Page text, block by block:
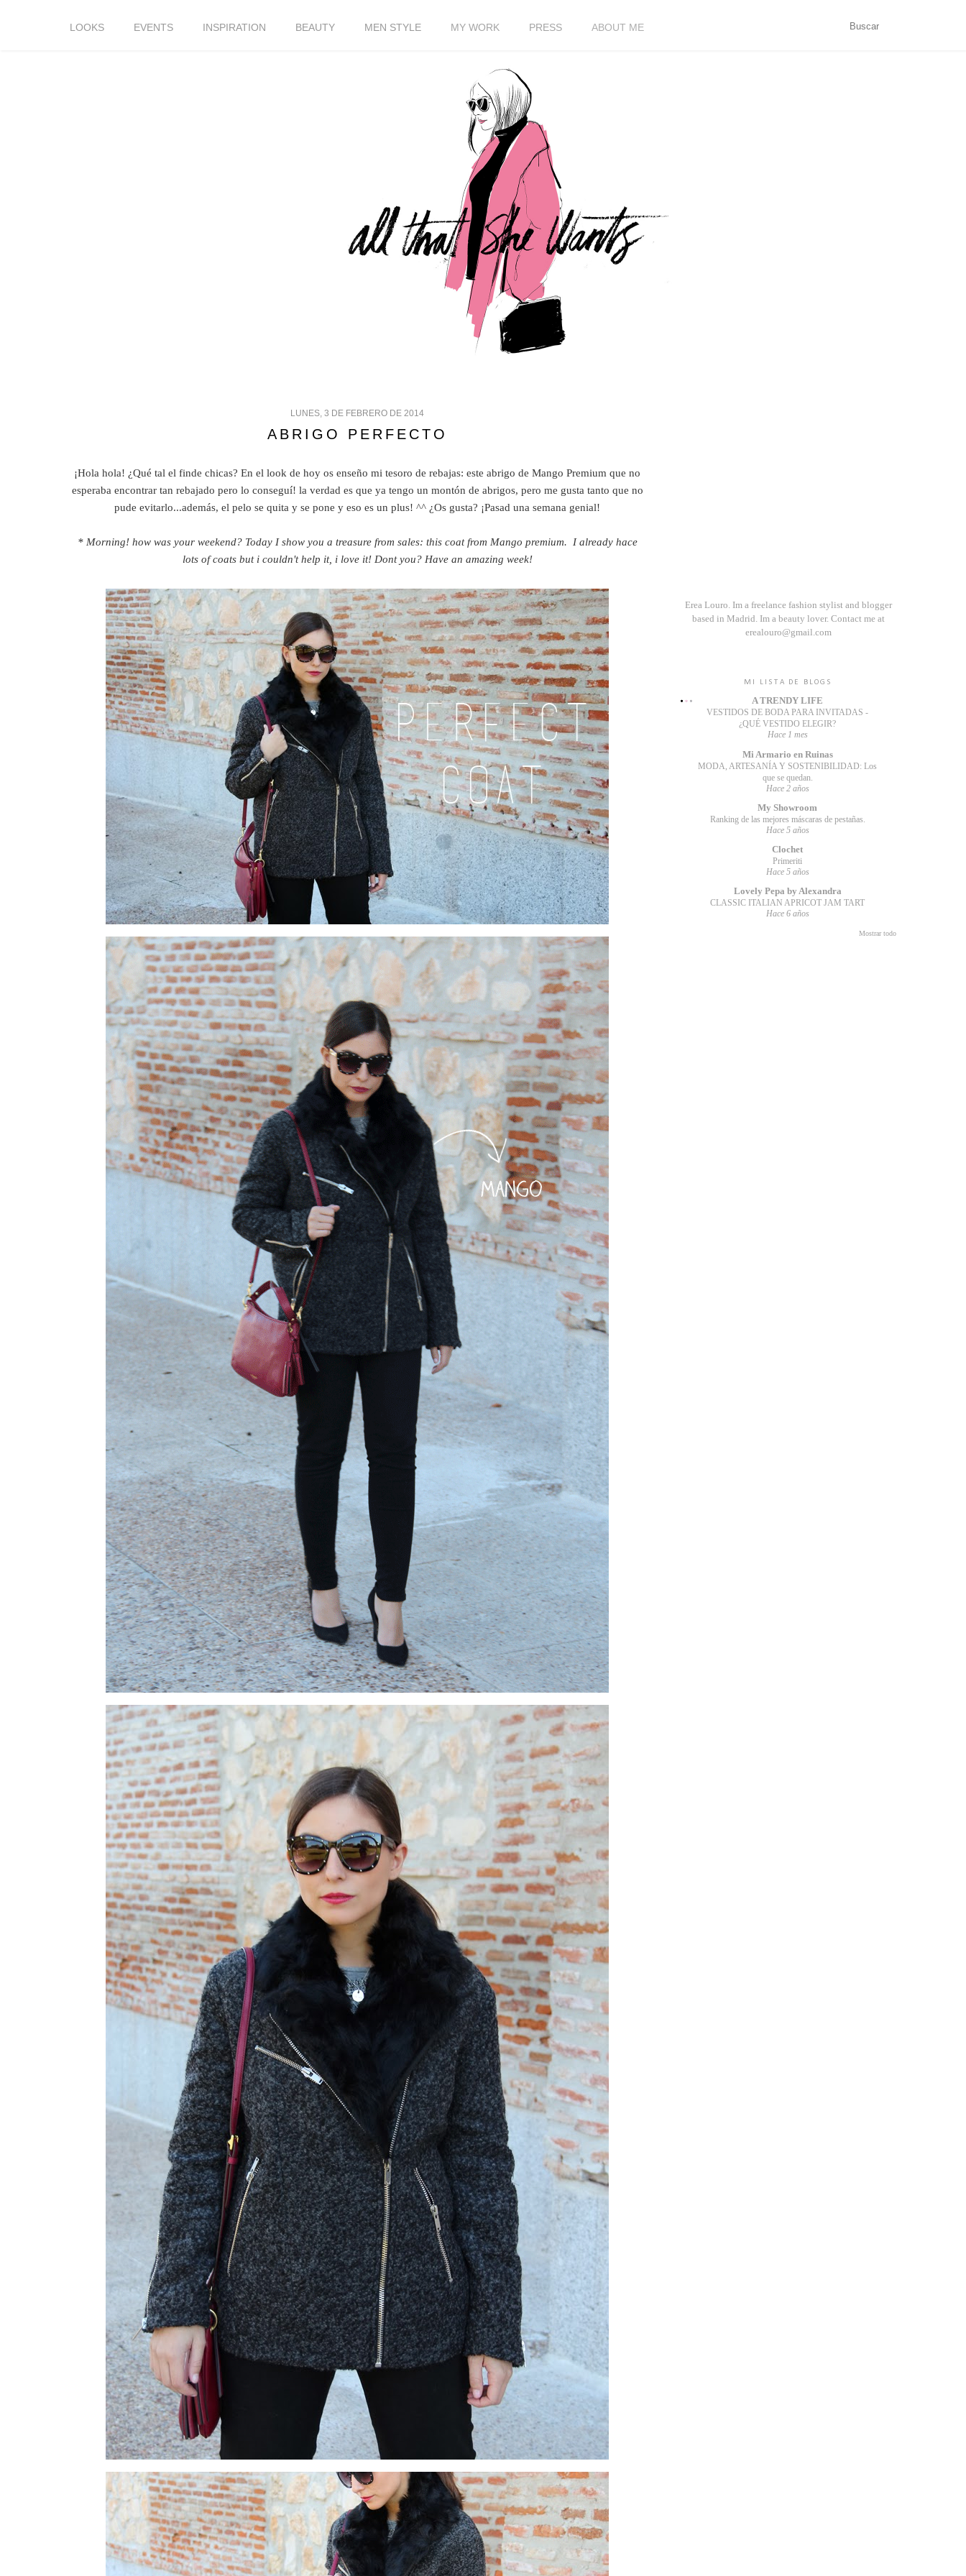
LOOKS EVENTS INSPIRATION BEAUTY MEN STYLE MY WORK PRESS ABOUT ME
LUNES, 3 DE FEBRERO DE 2014
ABRIGO PERFECTO
¡Hola hola! ¿Qué tal el finde chicas? En el look de hoy os enseño mi tesoro de rebajas: este abrigo de Mango Premium que no
esperaba encontrar tan rebajado pero lo conseguí! la verdad es que ya tengo un montón de abrigos, pero me gusta tanto que no
pude evitarlo...además, el pelo se quita y se pone y eso es un plus! ^^ ¿Os gusta? ¡Pasad una semana genial!
* Morning! how was your weekend? Today I show you a treasure from sales: this coat from Mango premium. I already hace
lots of coats but i couldn't help it, i love it! Dont you? Have an amazing week!
Erea Louro. Im a freelance fashion stylist and blogger
based in Madrid. Im a beauty lover. Contact me at
erealouro@gmail.com
MI LISTA DE BLOGS
A TRENDY LIFE
VESTIDOS DE BODA PARA INVITADAS -
¿QUÉ VESTIDO ELEGIR?
Hace 1 mes
Mi Armario en Ruinas
MODA, ARTESANÍA Y SOSTENIBILIDAD: Los
que se quedan.
Hace 2 años
My Showroom
Ranking de las mejores máscaras de pestañas.
Hace 5 años
Clochet
Primeriti
Hace 5 años
Lovely Pepa by Alexandra
CLASSIC ITALIAN APRICOT JAM TART
Hace 6 años
Mostrar todo